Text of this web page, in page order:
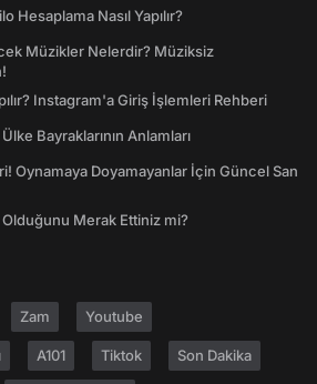
Hesaplama Nasıl Yapılır?
Müzikler Nelerdir? Müziksiz
Instagram'a Giriş İşlemleri Rehberi
Bayraklarının Anlamları
Oynamaya Doyamayanlar İçin Güncel San
Merak Ettiniz mi?
Zam Youtube
A101 Tiktok Son Dakika